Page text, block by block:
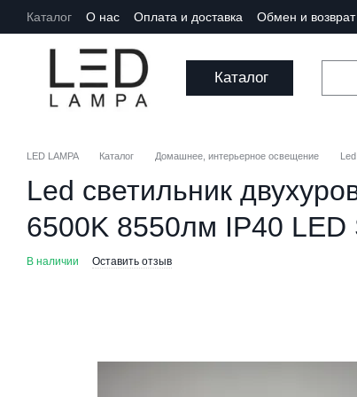
Перейти к основному контенту
Каталог О нас Оплата и доставка Обмен и возврат
Каталог
LED LAMPA Каталог Домашнее, интерьерное освещение
Led светильник
6500K 8550лм IP40 LED
В наличии Оставить отзыв